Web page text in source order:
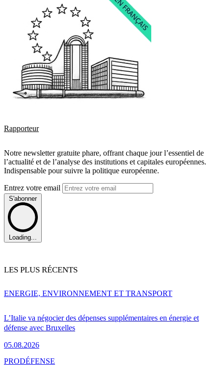
Rapporteur
Notre newsletter gratuite phare, offrant chaque jour l’essentiel de
l’actualité et de l’analyse des institutions et capitales européennes.
Indispensable pour suivre la politique européenne.
Entrez votre email
S'abonner
Loading...
LES PLUS RÉCENTS
L’Italie va négocier des dépenses supplémentaires en énergie et
défense avec Bruxelles
05.08.2026
ENERGIE, ENVIRONNEMENT ET TRANSPORT
PRODÉFENSE